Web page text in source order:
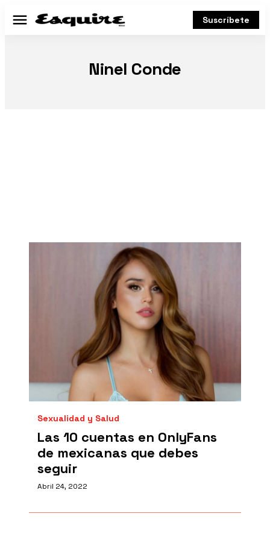
Menú Suscríbete
Ninel Conde
Sexualidad y Salud
Las 10 cuentas en OnlyFans
de mexicanas que debes
seguir
Abril 24, 2022